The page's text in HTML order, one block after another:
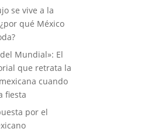
se vive a la
qué México
Mundial»: El
que retrata la
cuando
fiesta
por el